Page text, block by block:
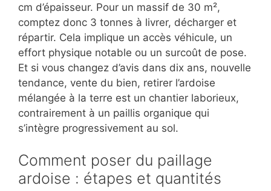
cm d’épaisseur. Pour un massif de 30 m²,
comptez donc 3 tonnes à livrer, décharger et
répartir. Cela implique un accès véhicule, un
effort physique notable ou un surcoût de pose.
Et si vous changez d’avis dans dix ans, nouvelle
tendance, vente du bien, retirer l’ardoise
mélangée à la terre est un chantier laborieux,
contrairement à un paillis organique qui
s’intègre progressivement au sol.
Comment poser du paillage
ardoise : étapes et quantités